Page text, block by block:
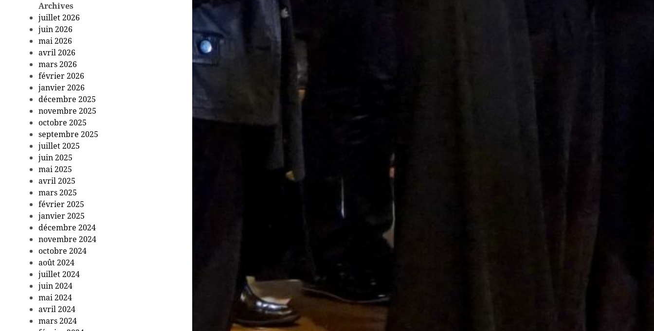
Archives
juillet 2026
juin 2026
mai 2026
avril 2026
mars 2026
février 2026
janvier 2026
décembre 2025
novembre 2025
octobre 2025
septembre 2025
juillet 2025
juin 2025
mai 2025
avril 2025
mars 2025
février 2025
janvier 2025
décembre 2024
novembre 2024
octobre 2024
août 2024
juillet 2024
juin 2024
mai 2024
avril 2024
mars 2024